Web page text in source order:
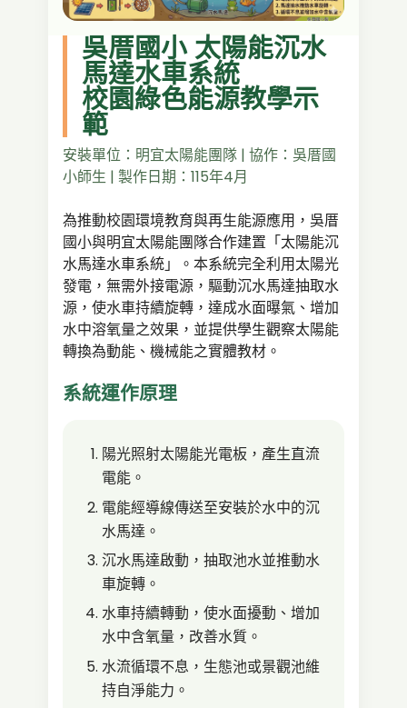
吳厝國小 太陽能沉水
馬達水車系統
校園綠色能源教學示
範
安裝單位：明宜太陽能團隊 | 協作：吳厝國
小師生 | 製作日期：115年4月
為推動校園環境教育與再生能源應用，吳厝
國小與明宜太陽能團隊合作建置「太陽能沉
水馬達水車系統」。本系統完全利用太陽光
發電，無需外接電源，驅動沉水馬達抽取水
源，使水車持續旋轉，達成水面曝氣、增加
水中溶氧量之效果，並提供學生觀察太陽能
轉換為動能、機械能之實體教材。
系統運作原理
陽光照射太陽能光電板，產生直流
電能。
電能經導線傳送至安裝於水中的沉
水馬達。
沉水馬達啟動，抽取池水並推動水
車旋轉。
水車持續轉動，使水面擾動、增加
水中含氧量，改善水質。
水流循環不息，生態池或景觀池維
持自淨能力。